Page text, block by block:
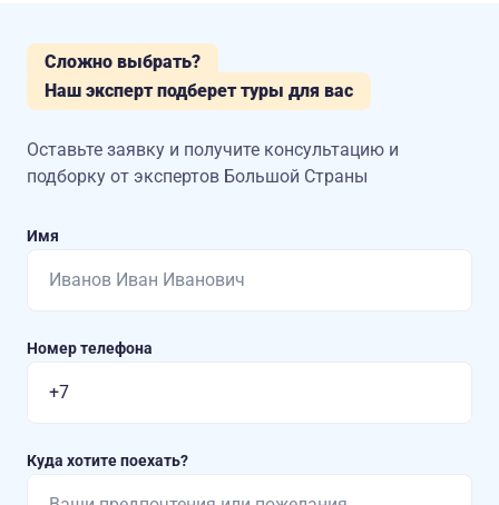
Сложно выбрать?
Наш эксперт подберет туры для вас
Оставьте заявку и получите консультацию и
подборку от экспертов Большой Страны
Имя
Номер телефона
Куда хотите поехать?